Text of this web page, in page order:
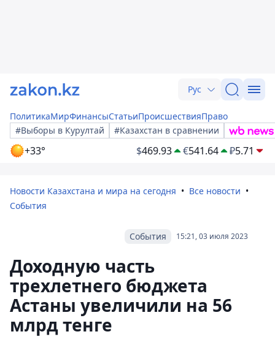
Рус
ПолитикаМирФинансыСтатьиПроисшествияПраво
#Выборы в Курултай
#Казахстан в сравнении
+33° $469.93 €541.64 ₽5.71
Новости Казахстана и мира на сегодня
Все новости
События
15:21, 03 июля 2023
События
Доходную часть
трехлетнего бюджета
Астаны увеличили на 56
млрд тенге